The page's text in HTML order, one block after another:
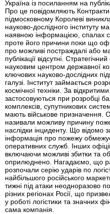
Україна із посиланням на
Про це повідомляють
підмосковному Королеві
науково-дослідного
наявною інформацією, спалах
проте його причини поки що
про можливі постраждалі або
публікації відсутні.
науковим центром державної
ключових науково-дослідних
галузі. Інститут займається
космічної техніки. За
застосовуються при розробці
комплексів, супутникових
мають військове призначення.
називали можливу причину
наслідки інциденту. Що відомо
інформація про пожежу
оперативних служб. Інших
включаючи можливі збитки та
оприлюднено. Нагадаємо, що
розпочали серію ударів по
найбільшого російського
тижні під атаки неодноразово
різних регіонах Росії, що
у роботі логістики та значних
сама компанія.